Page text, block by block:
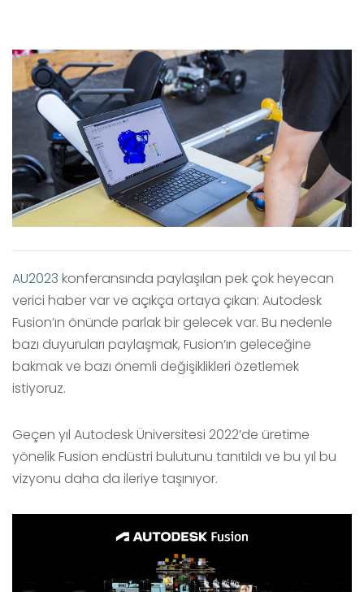
AU2023 konferansında paylaşılan pek çok heyecan
verici haber var ve açıkça ortaya çıkan: Autodesk
Fusion’ın önünde parlak bir gelecek var. Bu nedenle
bazı duyuruları paylaşmak, Fusion’ın geleceğine
bakmak ve bazı önemli değişiklikleri özetlemek
istiyoruz.
Geçen yıl Autodesk Üniversitesi 2022’de üretime
yönelik Fusion endüstri bulutunu tanıtıldı ve bu yıl bu
vizyonu daha da ileriye taşınıyor.